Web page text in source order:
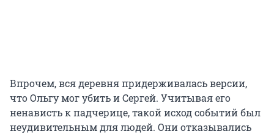
Впрочем, вся деревня придерживалась версии,
что Ольгу мог убить и Сергей. Учитывая его
ненависть к падчерице, такой исход событий был
неудивительным для людей. Они отказывались